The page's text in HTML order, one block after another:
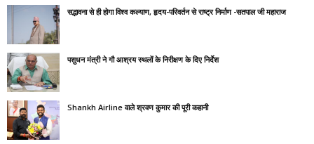
सद्भावना से ही होगा विश्व कल्याण, हृदय-परिवर्तन से राष्ट्र निर्माण -सतपाल जी महाराज
पशुधन मंत्री ने गौ आश्रय स्थलों के निरीक्षण के दिए निर्देश
Shankh Airline वाले श्रवण कुमार की पूरी कहानी